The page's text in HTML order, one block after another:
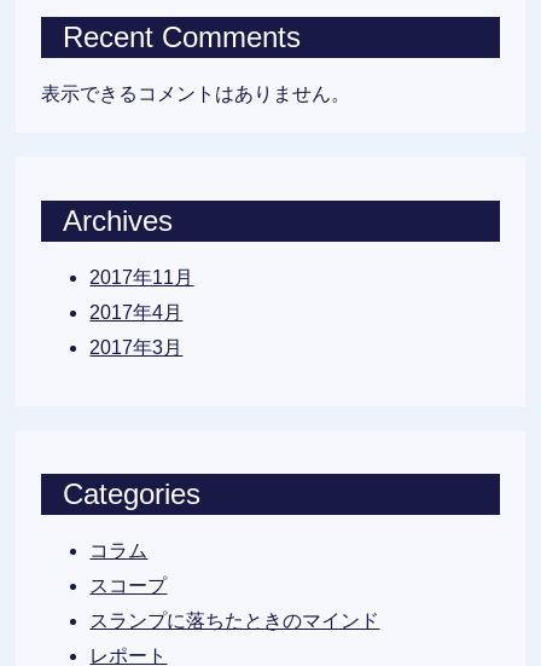
Recent Comments
表示できるコメントはありません。
Archives
2017年11月
2017年4月
2017年3月
Categories
コラム
スコープ
スランプに落ちたときのマインド
レポート